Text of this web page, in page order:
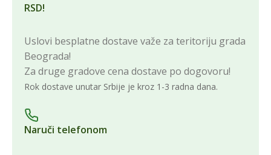
RSD!
Uslovi besplatne dostave važe za teritoriju grada
Beograda!
Za druge gradove cena dostave po dogovoru!
Rok dostave unutar Srbije je kroz 1-3 radna dana.
Naruči telefonom